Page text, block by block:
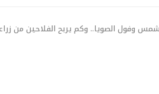
وفول الصويا.. وكم يربح الفلاحين من